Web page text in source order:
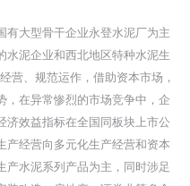
有大型骨干企业永登水泥厂为主
水泥企业和西北地区特种水泥生
营、规范运作，借助资本市场，
，在异常惨烈的市场竞争中，企
济效益指标在全国同板块上市公
产经营向多元化生产经营和资本
产水泥系列产品为主，同时涉足